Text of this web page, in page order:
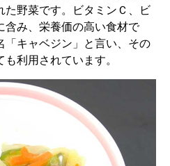
た野菜です。ビタミンＣ、ビ
含み、栄養価の高い食材で
「キャベジン」と言い、その
利用されています。